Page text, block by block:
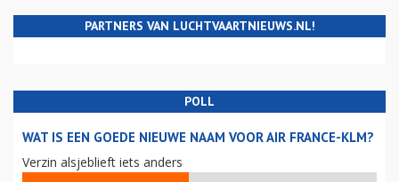
PARTNERS VAN LUCHTVAARTNIEUWS.NL!
POLL
WAT IS EEN GOEDE NIEUWE NAAM VOOR AIR FRANCE-KLM?
Verzin alsjeblieft iets anders